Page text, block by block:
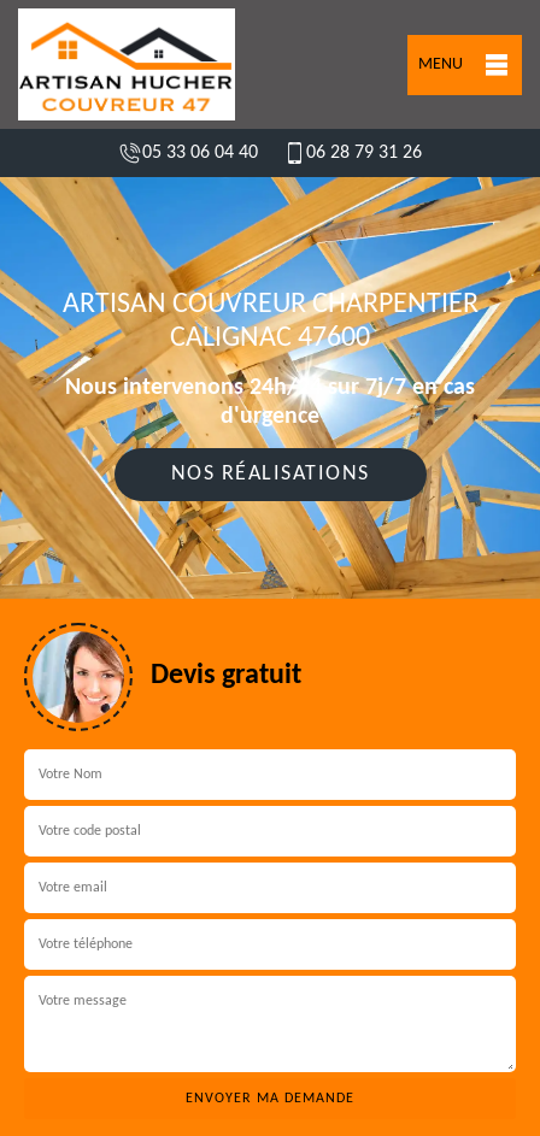
MENU
05 33 06 04 40 06 28 79 31 26
ARTISAN COUVREUR CHARPENTIER
CALIGNAC 47600
Nous intervenons 24h/24 sur 7j/7 en cas
d'urgence
NOS RÉALISATIONS
Devis gratuit